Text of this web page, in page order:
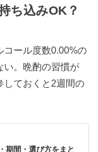
ち込みOK？
コール度数0.00%の
い。晩酌の習慣が
しておくと2週間の
期間・選び方をまと